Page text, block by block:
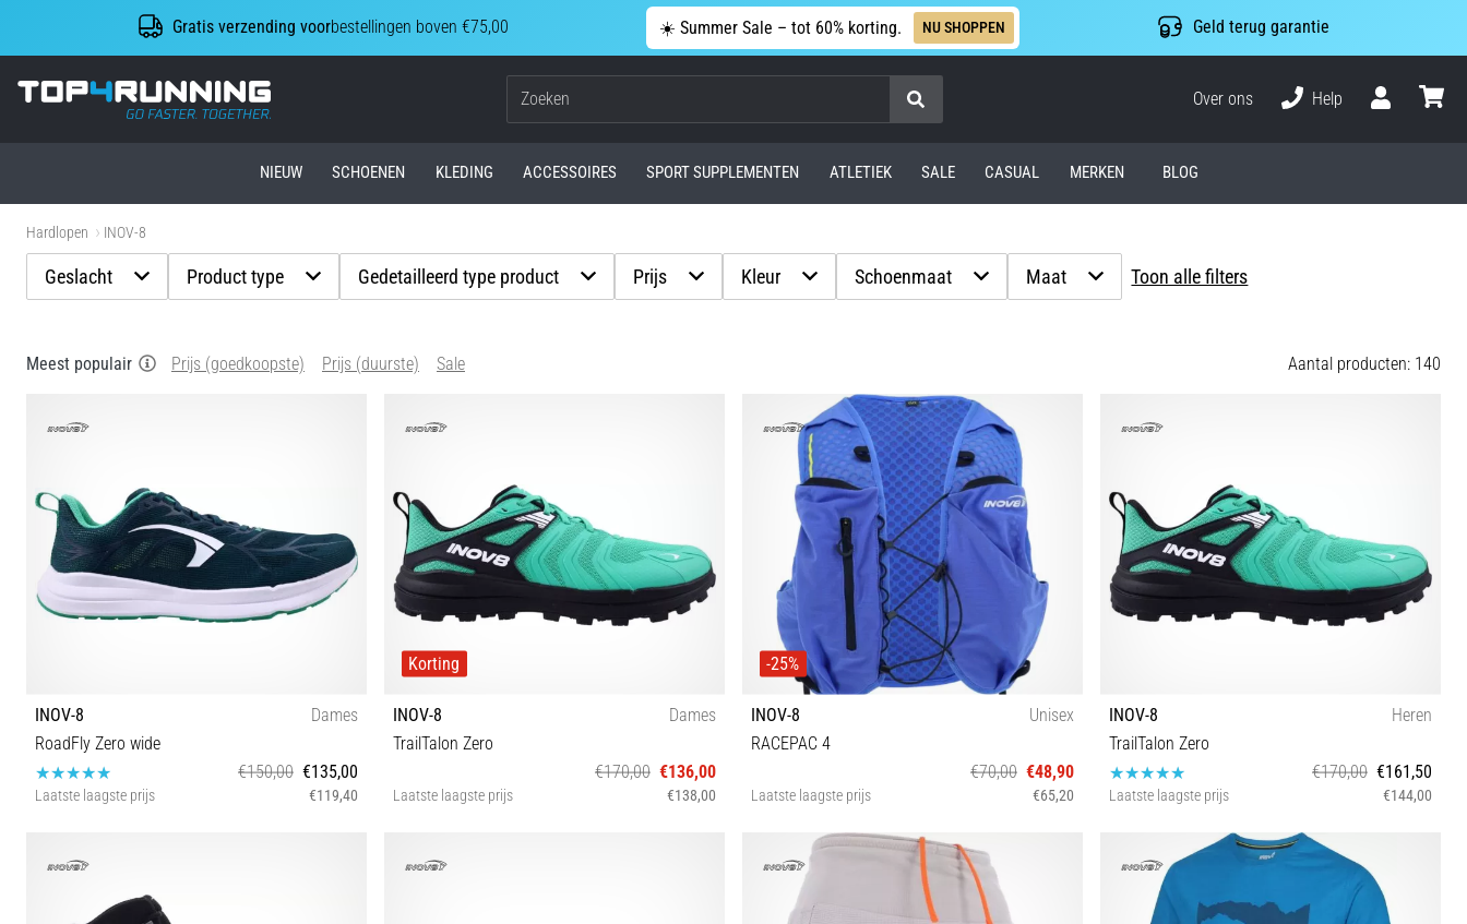
Gratis verzending voorbestellingen boven €75,00 ☀️ Summer Sale – tot 60% korting. NU SHOPPEN Geld terug garantie
Top4Running.nl
Zoeken
Over ons
Help
NIEUW SCHOENEN KLEDING ACCESSOIRES SPORT SUPPLEMENTEN ATLETIEK SALE CASUAL MERKEN BLOG
Hardlopen INOV-8
Geslacht Product type Gedetailleerd type product Prijs Kleur Schoenmaat Maat Toon alle filters
Meest populair Prijs (goedkoopste) Prijs (duurste) Sale Aantal producten: 140
INOV-8
Dames
RoadFly Zero wide
€150,00 €135,00
Laatste laagste prijs €119,40
Korting
INOV-8
Dames
TrailTalon Zero
€170,00 €136,00
Laatste laagste prijs €138,00
-25%
INOV-8
Unisex
RACEPAC 4
€70,00 €48,90
Laatste laagste prijs €65,20
UNI
INOV-8
Heren
TrailTalon Zero
€170,00 €161,50
Laatste laagste prijs €144,00
42 42½ 43 44 44½ 45 45½